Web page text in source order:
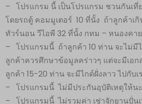
– โปรแกรม นี้ เป็นโปรแกรม ชวนกันเที่
โดยรถตู้ คอมมูเตอร์ 10 ที่นั้ง ถ้าลูกค้าเกิ
ทัวร์นอน วีไอพี 32 ที่นั้ง กทม – หนองคาย
– โปรแกรมนี้ ถ้าลูกค้า 10 ท่าน จะไม่มี
ลูกค้าควรศึกษาข้อมูลคร่าวๆ แต่จะมีเอ
ลูกค้า 15-20 ท่าน จะมีไกด์ฝั่งลาว ไปกับเ
– โปรแกรมนี้ ไม่มีประกันอุบัติเหตุให้น
– โปรแกรมนี้ ไม่รวมค่า เช่าจักยานปั่นเ